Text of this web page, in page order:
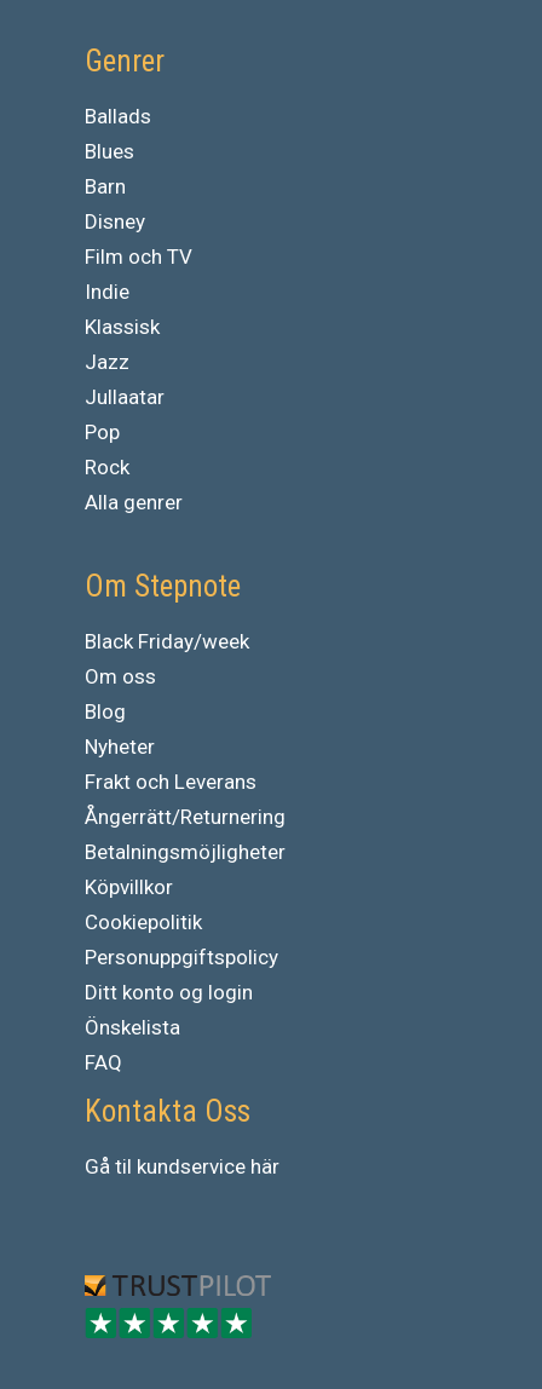
Genrer
Ballads
Blues
Barn
Disney
Film och TV
Indie
Klassisk
Jazz
Jullaatar
Pop
Rock
Alla genrer
Om Stepnote
Black Friday/week
Om oss
Blog
Nyheter
Frakt och Leverans
Ångerrätt/Returnering
Betalningsmöjligheter
Köpvillkor
Cookiepolitik
Personuppgiftspolicy
Ditt konto og login
Önskelista
FAQ
Kontakta Oss
Gå til kundservice här